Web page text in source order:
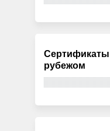
Сертификаты
рубежом